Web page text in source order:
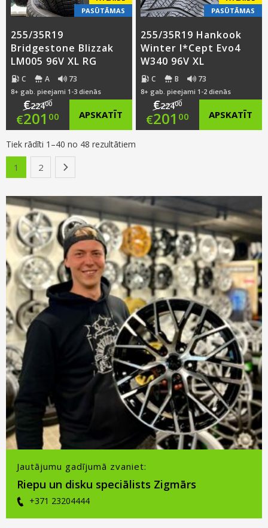
PASŪTĀMAS
255/35R19
Bridgestone Blizzak
LM005 96V XL RG
C A 73
8+ gab. pieejami 1-3 dienās
€22400
Original
price
was:
€201 00
Current
price
€201.00.
APSKATĪT
PASŪTĀMAS
255/35R19 Hankook
Winter I*Cept Evo4
W340 96V XL
C B 73
8+ gab. pieejami 1-2 dienās
€22400
Original
€201 00
€201.00.
APSKATĪT
Tiek rādīti 1–40 no 48 rezultātiem
1 2
Jautājumu gadījumā zvaniet:
Riepu un disku speciālists Zigmārs
+371 23204444